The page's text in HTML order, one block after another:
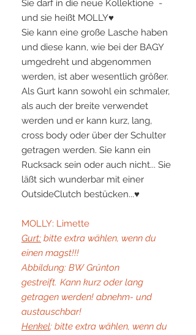
Sie darf in die neue Kollektione -
und sie heißt MOLLY♥
Sie kann eine große Lasche haben
und diese kann, wie bei der BAGY
umgedreht und abgenommen
werden, ist aber wesentlich größer.
Als Gurt kann sowohl ein schmaler,
als auch der breite verwendet
werden und er kann kurz, lang,
cross body oder über der Schulter
getragen werden. Sie kann ein
Rucksack sein oder auch nicht... Sie
läßt sich wunderbar mit einer
OutsideClutch bestücken...♥
MOLLY: Limette
Gurt: bitte extra wählen, wenn du
einen magst!!!
Abbildung: BW Grünton
gestreift. Kann kurz oder lang
getragen werden! abnehm- und
austauschbar!
Henkel: bitte extra wählen, wenn du